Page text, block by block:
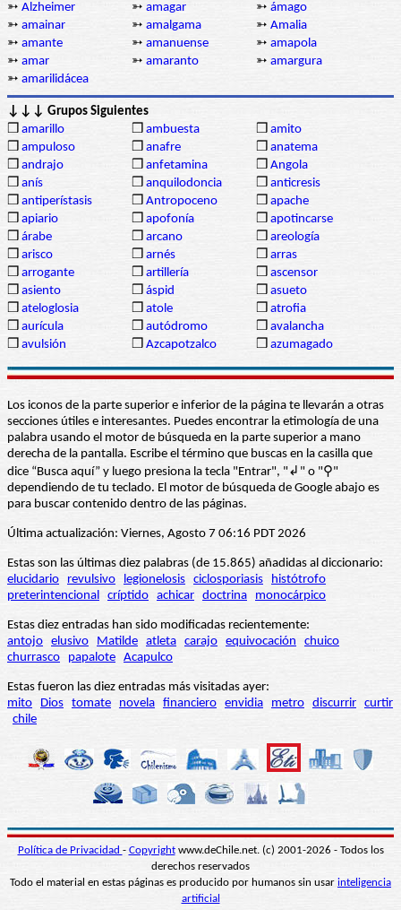
➳ Alzheimer ➳ amagar ➳ ámago
➳ amainar ➳ amalgama ➳ Amalia
➳ amante ➳ amanuense ➳ amapola
➳ amar ➳ amaranto ➳ amargura
➳ amarilidácea
↓↓↓ Grupos Siguientes
❒ amarillo ❒ ambuesta ❒ amito
❒ ampuloso ❒ anafre ❒ anatema
❒ andrajo ❒ anfetamina ❒ Angola
❒ anís ❒ anquilodoncia ❒ anticresis
❒ antiperístasis ❒ Antropoceno ❒ apache
❒ apiario ❒ apofonía ❒ apotincarse
❒ árabe ❒ arcano ❒ areología
❒ arisco ❒ arnés ❒ arras
❒ arrogante ❒ artillería ❒ ascensor
❒ asiento ❒ áspid ❒ asueto
❒ ateloglosia ❒ atole ❒ atrofia
❒ aurícula ❒ autódromo ❒ avalancha
❒ avulsión ❒ Azcapotzalco ❒ azumagado
Los iconos de la parte superior e inferior de la página te llevarán a otras
secciones útiles e interesantes. Puedes encontrar la etimología de una
palabra usando el motor de búsqueda en la parte superior a mano
derecha de la pantalla. Escribe el término que buscas en la casilla que
dice “Busca aquí” y luego presiona la tecla "Entrar", "↲" o "⚲"
dependiendo de tu teclado. El motor de búsqueda de Google abajo es
para buscar contenido dentro de las páginas.
Última actualización: Viernes, Agosto 7 06:16 PDT 2026
Estas son las últimas diez palabras (de 15.865) añadidas al diccionario:
elucidario
revulsivo legionelosis ciclosporiasis
histótrofo
preterintencional críptido achicar doctrina monocárpico
Estas diez entradas han sido modificadas recientemente:
antojo elusivo Matilde atleta carajo equivocación
chuico
churrasco
papalote Acapulco
Estas fueron las diez entradas más visitadas ayer:
mito
Dios tomate novela financiero envidia metro discurrir curtir
chile
Política de Privacidad - Copyrightwww.deChile.net. (c) 2001-2026 - Todos los
derechos reservados
Todo el material en estas páginas es producido por humanos sin usar inteligencia
artificial